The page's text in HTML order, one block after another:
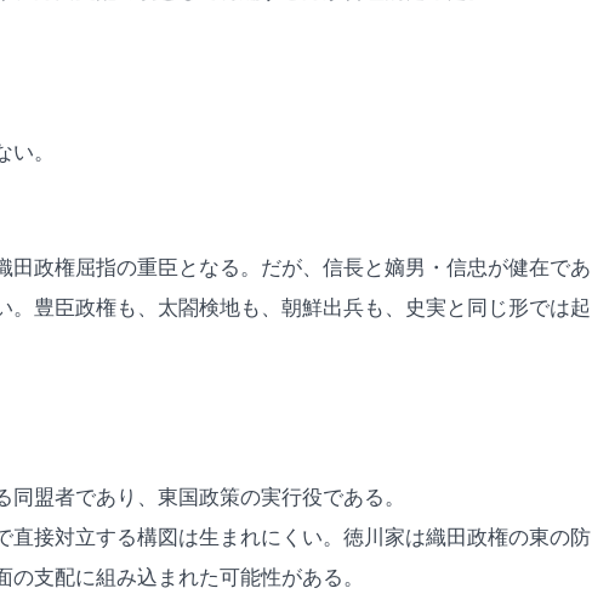
。
政権屈指の重臣となる。だが、信長と嫡男・信忠が健在であ
。豊臣政権も、太閤検地も、朝鮮出兵も、史実と同じ形では起
盟者であり、東国政策の実行役である。
直接対立する構図は生まれにくい。徳川家は織田政権の東の防
支配に組み込まれた可能性がある。